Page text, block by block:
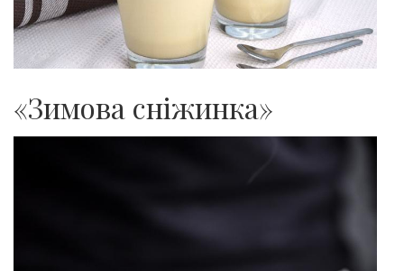
«Зимова сніжинка»